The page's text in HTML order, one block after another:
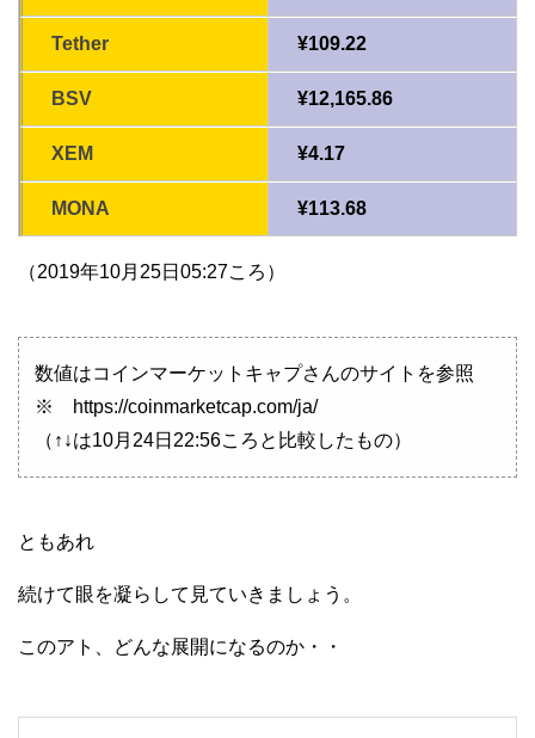
Tether ¥109.22
BSV ¥12,165.86
XEM ¥4.17
MONA ¥113.68
（2019年10月25日05:27ころ）
数値はコインマーケットキャプさんのサイトを参照
※ https://coinmarketcap.com/ja/
（↑↓は10月24日22:56ころと比較したもの）
ともあれ
続けて眼を凝らして見ていきましょう。
このアト、どんな展開になるのか・・